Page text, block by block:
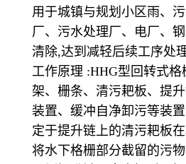
用于城镇与规划小区雨、
厂、污水处理厂、电厂、
清除,达到减轻后续工序处
工作原理 :HHG型回转式
架、栅条、清污耙板、提
装置、缓冲自净卸污等装
定于提升链上的清污耙板
将水下格栅部分截留的污